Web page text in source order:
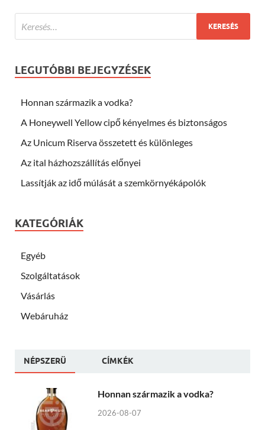
LEGUTÓBBI BEJEGYZÉSEK
Honnan származik a vodka?
A Honeywell Yellow cipő kényelmes és biztonságos
Az Unicum Riserva összetett és különleges
Az ital házhozszállítás előnyei
Lassítják az idő múlását a szemkörnyékápolók
KATEGÓRIÁK
Egyéb
Szolgáltatások
Vásárlás
Webáruház
NÉPSZERÜ CÍMKÉK
Honnan származik a vodka?
2026-08-07